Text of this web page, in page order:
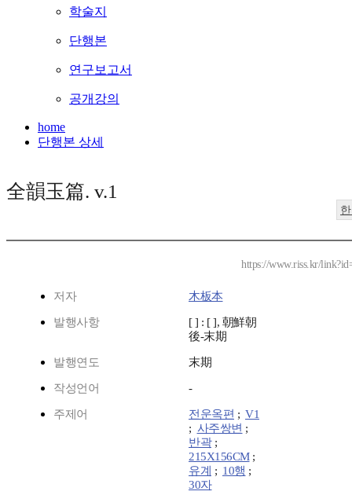
학술지
단행본
연구보고서
공개강의
home
단행본 상세
全韻玉篇. v.1
https://www.riss.kr/
저자 木板本
발행사항
[ ] : [ ], 朝鮮朝
後-末期
발행연도 末期
작성언어 -
주제어 전운옥편 ; V1
; 사주쌍변 ;
반곽;
215X156CM;
유계 ; 10행 ;
30자